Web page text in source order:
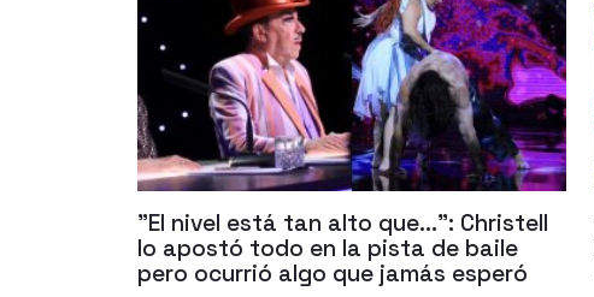
"El nivel está tan alto que...": Christell
lo apostó todo en la pista de baile
pero ocurrió algo que jamás esperó